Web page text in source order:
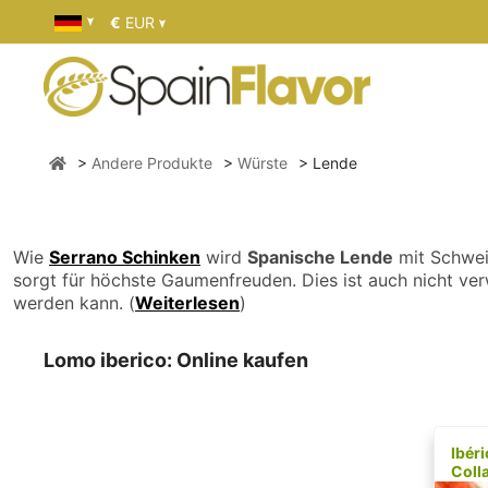
Wie Serrano Schinken wird Spanische Lende mit
sorgt für höchste Gaumenfreuden. Dies ist auch nicht
werden kann. (Weiterlesen)
Lomo iberico: Online kaufen
€ EUR
Andere Produkte Würste Lende